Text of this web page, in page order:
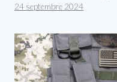
24 septembre 2024